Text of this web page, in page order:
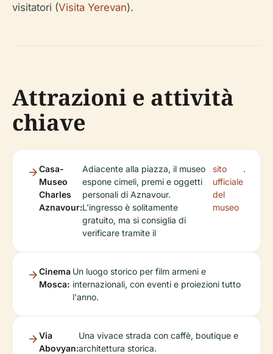
visitatori (Visita Yerevan).
Attrazioni e attività
chiave
Casa-
Museo
Charles
Aznavour:
Adiacente alla piazza, il museo
espone cimeli, premi e oggetti
personali di Aznavour.
L'ingresso è solitamente
gratuito, ma si consiglia di
verificare tramite il
sito
ufficiale
del
museo
.
Cinema
Mosca:
Un luogo storico per film armeni e
internazionali, con eventi e proiezioni tutto
l'anno.
Via
Abovyan:
Una vivace strada con caffè, boutique e
architettura storica.